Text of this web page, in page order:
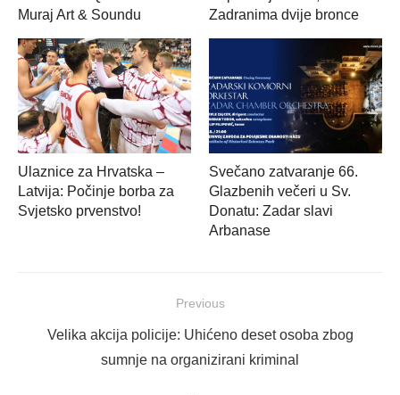
Muraj Art & Soundu
Zadranima dvije bronce
Ulaznice za Hrvatska –
Latvija: Počinje borba za
Svjetsko prvenstvo!
Svečano zatvaranje 66.
Glazbenih večeri u Sv.
Donatu: Zadar slavi
Arbanase
objava
Previous
Previous
Velika akcija policije: Uhićeno deset osoba zbog
sumnje na organizirani kriminal